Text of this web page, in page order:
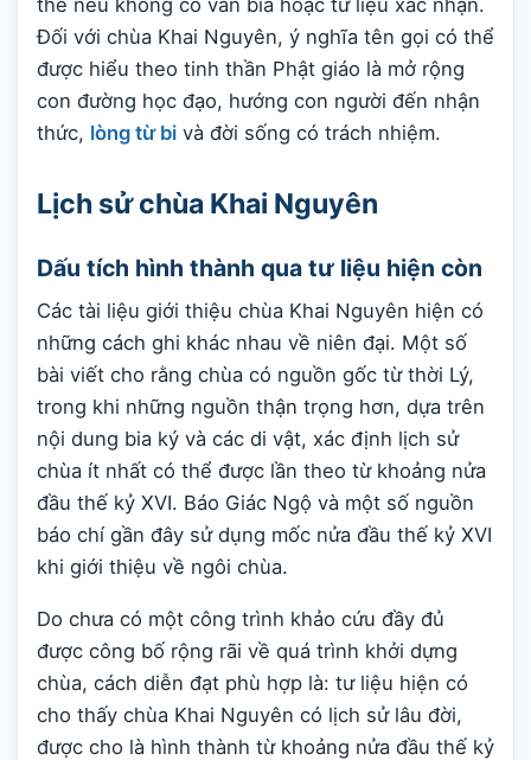
Đối với chùa Khai Nguyên, ý nghĩa tên gọi có thể
được hiểu theo tinh thần Phật giáo là mở rộng
con đường học đạo, hướng con người đến nhận
thức, lòng từ bi và đời sống có trách nhiệm.
Lịch sử chùa Khai Nguyên
Dấu tích hình thành qua tư liệu hiện còn
Các tài liệu giới thiệu chùa Khai Nguyên hiện có
những cách ghi khác nhau về niên đại. Một số
bài viết cho rằng chùa có nguồn gốc từ thời Lý,
trong khi những nguồn thận trọng hơn, dựa trên
nội dung bia ký và các di vật, xác định lịch sử
chùa ít nhất có thể được lần theo từ khoảng nửa
đầu thế kỷ XVI. Báo Giác Ngộ và một số nguồn
báo chí gần đây sử dụng mốc nửa đầu thế kỷ XVI
khi giới thiệu về ngôi chùa.
Do chưa có một công trình khảo cứu đầy đủ
được công bố rộng rãi về quá trình khởi dựng
chùa, cách diễn đạt phù hợp là: tư liệu hiện có
cho thấy chùa Khai Nguyên có lịch sử lâu đời,
được cho là hình thành từ khoảng nửa đầu thế kỷ